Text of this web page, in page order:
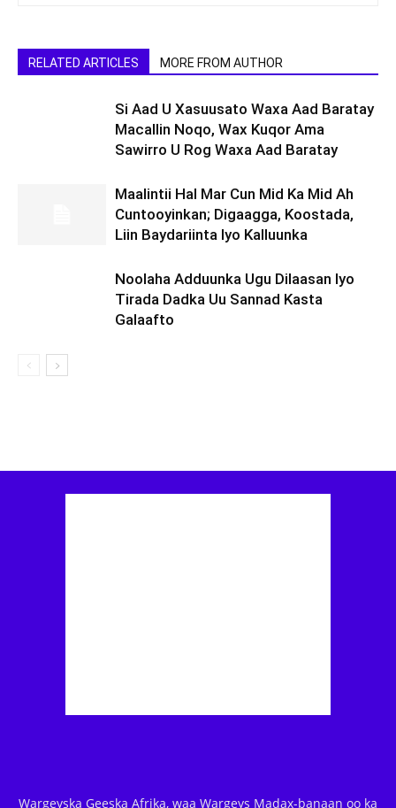
RELATED ARTICLES MORE FROM AUTHOR
Si Aad U Xasuusato Waxa Aad Baratay
Macallin Noqo, Wax Kuqor Ama
Sawirro U Rog Waxa Aad Baratay
Maalintii Hal Mar Cun Mid Ka Mid Ah
Cuntooyinkan; Digaagga, Koostada,
Liin Baydariinta Iyo Kalluunka
Noolaha Adduunka Ugu Dilaasan Iyo
Tirada Dadka Uu Sannad Kasta
Galaafto
Wargeyska Geeska Afrika, waa Wargeys Madax-banaan oo ka